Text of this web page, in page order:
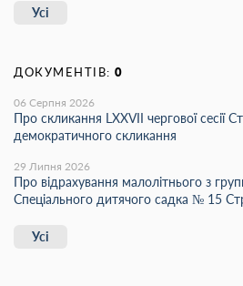
Усі
ДОКУМЕНТІВ: 0
06 Серпня 2026
Про скликання LХХVІІ чергової сесії
демократичного скликання
29 Липня 2026
Про відрахування малолітнього з
Спеціального дитячого садка № 15
Усі